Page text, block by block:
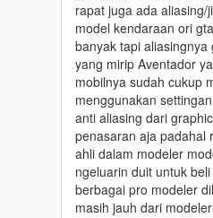
rapat juga ada
model kendaraan ori
banyak tapi
yang mirip Aventador
mobilnya sudah cukup
menggunakan
anti aliasing dari
penasaran aja padahal
ahli dalam modeler
ngeluarin duit untuk
berbagai pro modeler
masih jauh dari